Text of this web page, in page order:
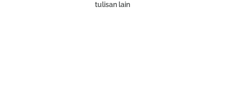
tulisan lain